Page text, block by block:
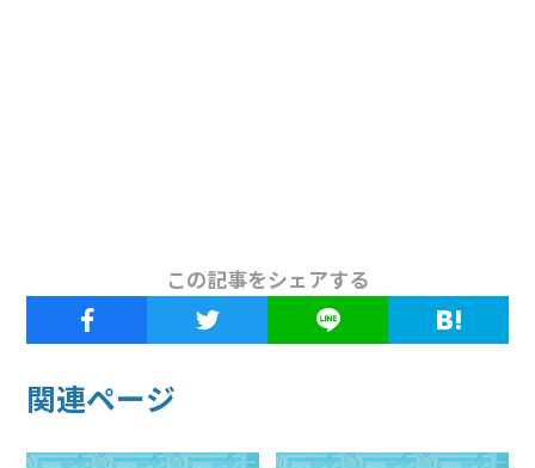
この記事をシェアする
関連ページ